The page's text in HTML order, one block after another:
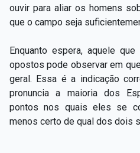
ouvir para aliar os homens
que o campo seja
Enquanto espera, aquele
opostos pode observar em
geral. Essa é a indicação
pronuncia a maioria dos
pontos nos quais eles se
menos certo de qual dos dois